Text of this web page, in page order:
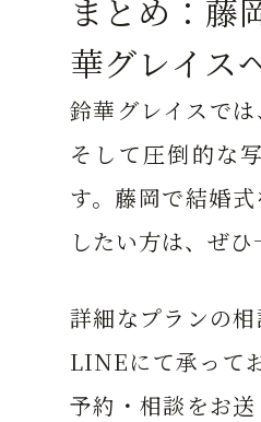
まとめ：藤
華グレイス
鈴華グレイスで
そして圧倒的な
す。藤岡で結婚
したい方は、ぜ
詳細なプランの
LINEにて承って
予約・相談をお